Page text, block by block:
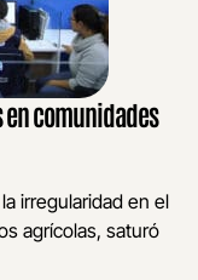
comunidades
irregularidad en el
agrícolas, saturó